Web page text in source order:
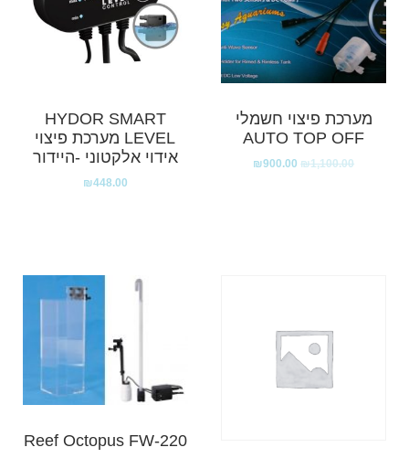
מערכת פיצוי חשמלי
AUTO TOP OFF
₪1,100.00
₪900.00
HYDOR SMART
LEVEL מערכת פיצוי
אידוי אלקטוני -היידור
₪448.00
Reef Octopus FW-220